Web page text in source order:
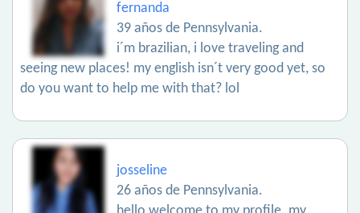
fernanda
39 años de Pennsylvania.
i´m brazilian, i love traveling and
seeing new places! my english isn´t very good yet, so
do you want to help me with that? lol
josseline
26 años de Pennsylvania.